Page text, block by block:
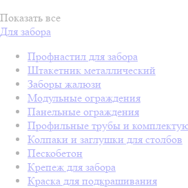
Показать все
Для забора
Профнастил для забора
Штакетник металлический
Заборы жалюзи
Модульные ограждения
Панельные ограждения
Профильные трубы и
Колпаки и заглушки для столбов
Пескобетон
Крепеж для забора
Краска для подкрашивания